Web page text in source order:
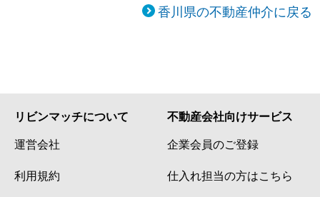
香川県の不動産仲介に戻る
リビンマッチについて
運営会社
利用規約
不動産会社向けサービス
企業会員のご登録
仕入れ担当の方はこちら